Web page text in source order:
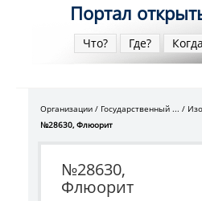
Портал
Что? Где?
Организации Государственный ...
№28630, Флюорит
№28630,
Флюорит